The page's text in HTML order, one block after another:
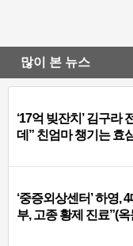
많이 본 뉴스
‘17억 빚잔치’ 김구라
데” 친엄마 챙기는 효
‘중증외상센터’ 하영,
부, 고종 황제 진료”(